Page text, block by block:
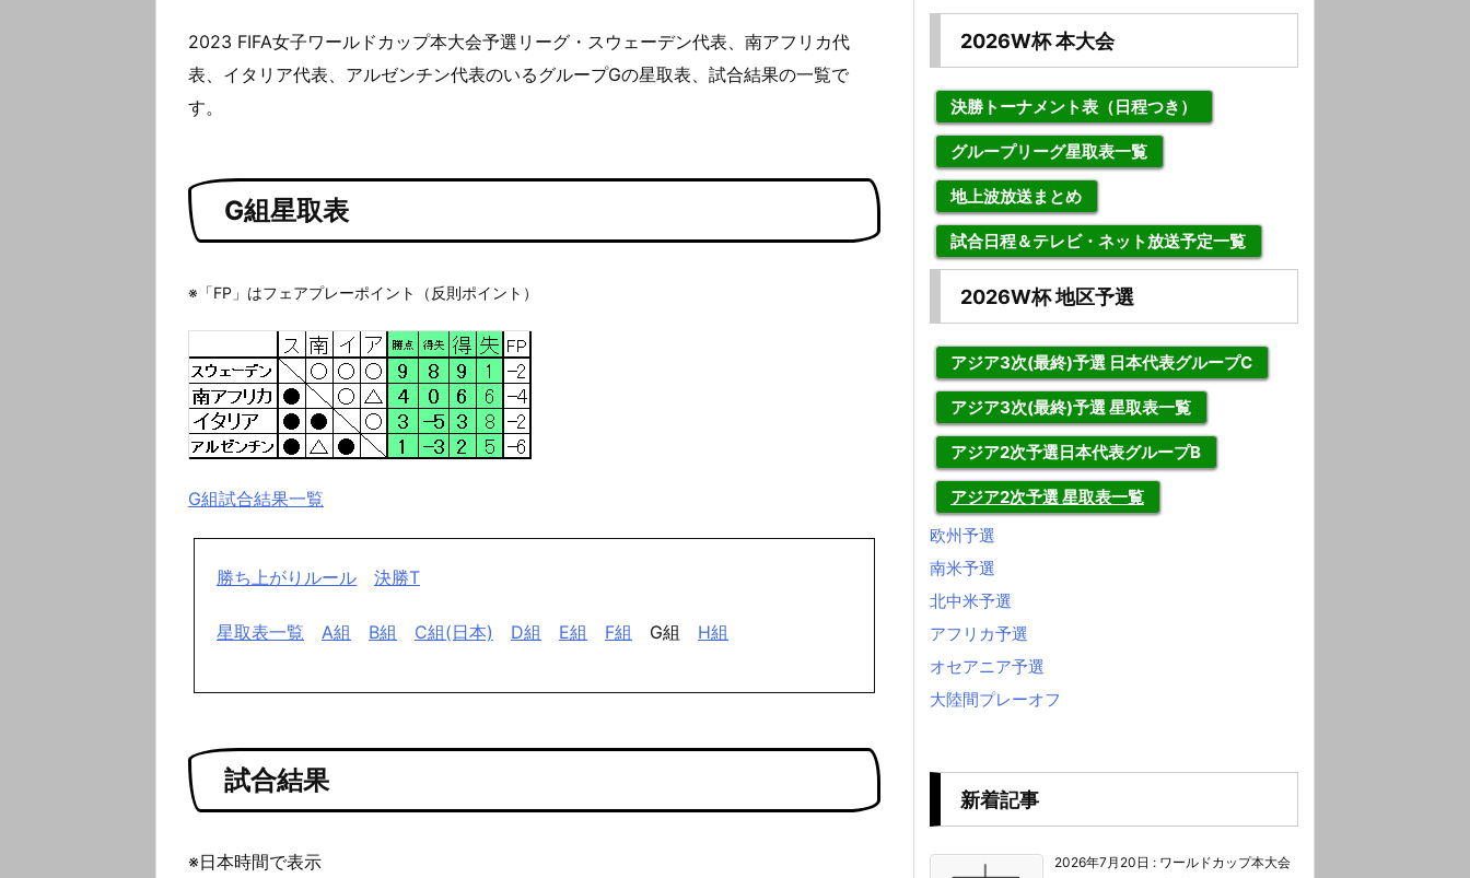
2023 FIFA女子ワールドカップ本大会予選リーグ・スウェーデン代表、南アフリカ代
表、イタリア代表、アルゼンチン代表のいるグループGの星取表、試合結果の一覧で
す。
G組星取表
※「FP」はフェアプレーポイント（反則ポイント）
G組試合結果一覧
勝ち上がりルール 決勝T
星取表一覧 A組 B組 C組(日本) D組 E組 F組 G組 H組
試合結果
※日本時間で表示
2026W杯 本大会
決勝トーナメント表（日程つき）
グループリーグ星取表一覧
地上波放送まとめ
試合日程＆テレビ・ネット放送予定一覧
2026W杯 地区予選
アジア3次(最終)予選 日本代表グループC
アジア3次(最終)予選 星取表一覧
アジア2次予選日本代表グループB
アジア2次予選 星取表一覧
欧州予選
南米予選
北中米予選
アフリカ予選
オセアニア予選
大陸間プレーオフ
新着記事
2026年7月20日 : ワールドカップ本大会